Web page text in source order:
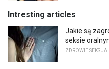
Intresting articles
Jakie są
seksie
ZDROWIE